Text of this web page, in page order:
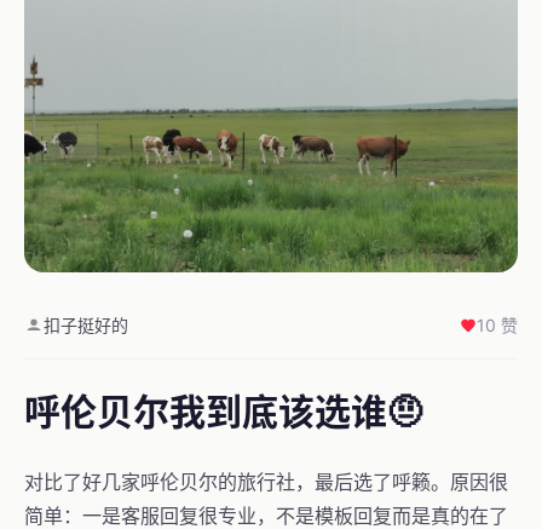
扣子挺好的 10 赞
呼伦贝尔我到底该选谁🤨
对比了好几家呼伦贝尔的旅行社，最后选了呼籁。原因很
简单：一是客服回复很专业，不是模板回复而是真的在了